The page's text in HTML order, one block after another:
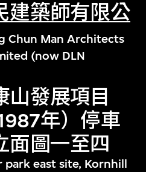
建築師有限公
Chun Man Architects
(now DLN
山發展項目
年）停車
面圖一至四
park east site, Kornhill